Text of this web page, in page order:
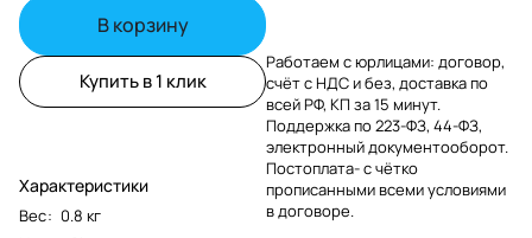
В корзину
Купить в 1 клик
Характеристики
Вес: 0.8 кг
Работаем с юрлицами: договор,
счёт с НДС и без, доставка по
всей РФ, КП за 15 минут.
Поддержка по 223-ФЗ, 44-ФЗ,
электронный документооборот.
Постоплата- с чётко
прописанными всеми условиями
в договоре.